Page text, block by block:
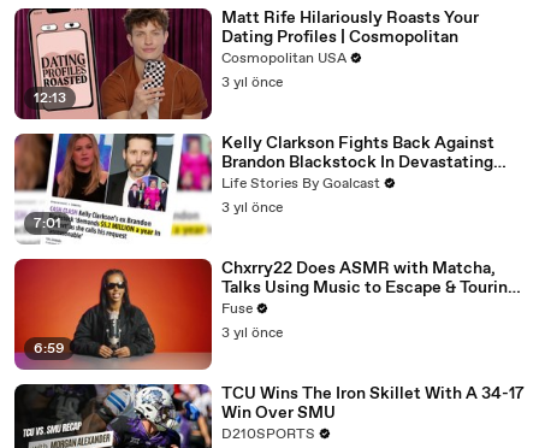
12:13
Matt Rife Hilariously Roasts Your
Dating Profiles | Cosmopolitan
Cosmopolitan USA
3 yıl önce
7:01
Kelly Clarkson Fights Back Against
Brandon Blackstock In Devastating
Divorce Battle
Life Stories By Goalcast
3 yıl önce
6:59
Chxrry22 Does ASMR with Matcha,
Talks Using Music to Escape & Touring
with The Weeknd
Fuse
3 yıl önce
TCU Wins The Iron Skillet With A 34-17
Win Over SMU
D210SPORTS